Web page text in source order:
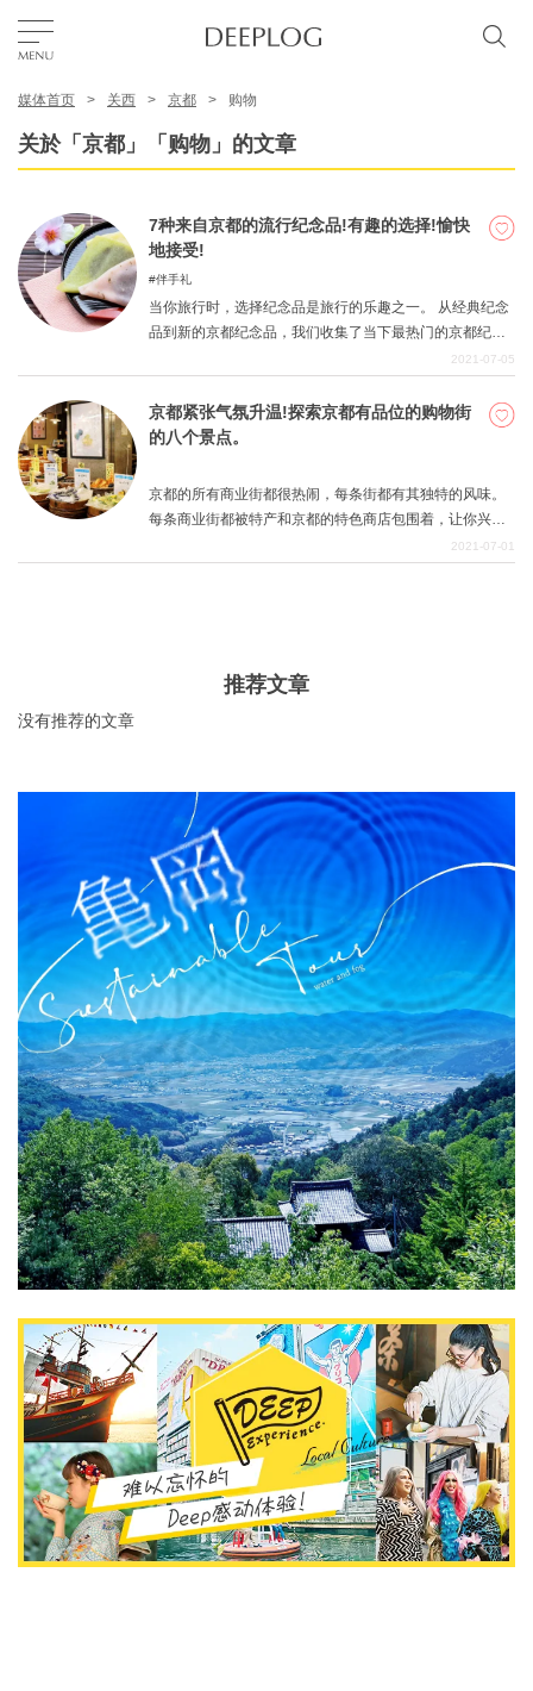
区域
简体中文
USD
网站营运公司
媒体首页 关西 京都 购物
关於「京都」「购物」的文章
7种来自京都的流行纪念品!有趣的选择!愉快
地接受!
伴手礼
当你旅行时，选择纪念品是旅行的乐趣之一。 从经典纪念
品到新的京都纪念品，我们收集了当下最热门的京都纪念
品。当然，你可以自己吃，但它们也是很好的礼物，可以
京都纪念品的感觉，所以一定要把它们作为潜在的纪念
品。
2021-07-05
京都紧张气氛升温!探索京都有品位的购物街
的八个景点。
京都的所有商业街都很热闹，每条街都有其独特的风味。
每条商业街都被特产和京都的特色商店包围着，让你兴奋
不已，如果你是游客，一定要在有品位的商业街上逛一逛!
2021-07-01
推荐文章
没有推荐的文章